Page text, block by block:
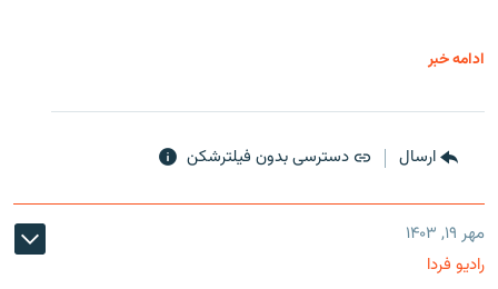
ادامه خبر
ارسال دسترسی بدون فیلترشکن
مهر ۱۹, ۱۴۰۳
رادیو فردا